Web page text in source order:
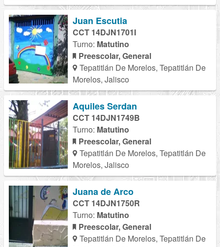
Juan Escutia
CCT 14DJN1701I
Turno: Matutino
Preescolar, General
Tepatitlán De Morelos, Tepatitlán De
Morelos, Jalisco
Aquiles Serdan
CCT 14DJN1749B
Turno: Matutino
Preescolar, General
Tepatitlán De Morelos, Tepatitlán De
Morelos, Jalisco
Juana de Arco
CCT 14DJN1750R
Turno: Matutino
Preescolar, General
Tepatitlán De Morelos, Tepatitlán De